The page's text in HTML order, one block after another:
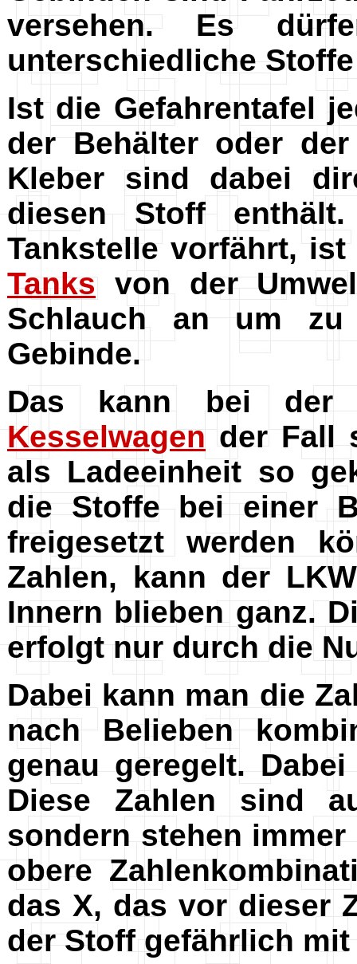
versehen. Es
unterschiedliche
Ist die Gefahrentafel
der Behälter oder
Kleber sind dabei
diesen Stoff
Tankstelle vorfährt,
Tanks von der
Schlauch an um
Gebinde.
Das kann bei der
Kesselwagen der Fall
als Ladeeinheit so
die Stoffe bei einer
freigesetzt werden
Zahlen, kann der
Innern blieben ganz.
erfolgt nur durch die
Dabei kann man die
nach Belieben
genau geregelt.
Diese Zahlen sind
sondern stehen
obere
das X, das vor dieser
der Stoff gefährlich mit